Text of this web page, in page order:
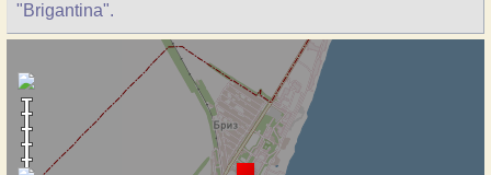
"Brigantina".